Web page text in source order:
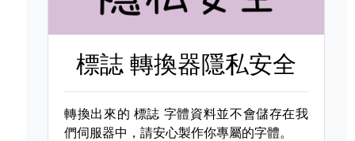
標誌 轉換器隱私安全
轉換出來的 標誌 字體資料並不會儲存在我
們伺服器中，請安心製作你專屬的字體。